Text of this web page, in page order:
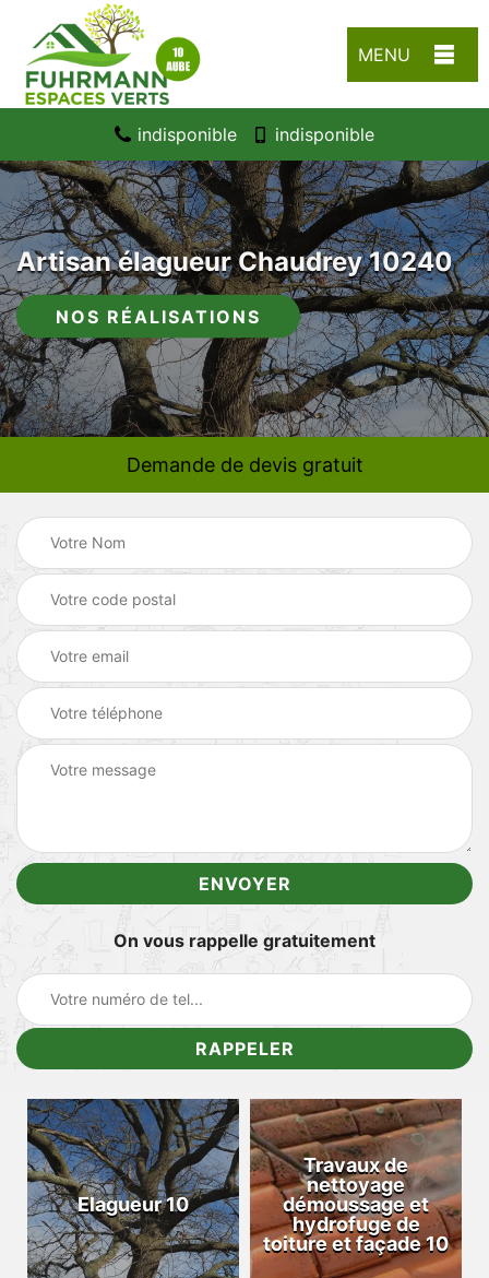
MENU
indisponible indisponible
Artisan élagueur Chaudrey 10240
NOS RÉALISATIONS
Demande de devis gratuit
On vous rappelle gratuitement
Elagueur 10
Travaux de
nettoyage
démoussage et
hydrofuge de
toiture et façade 10